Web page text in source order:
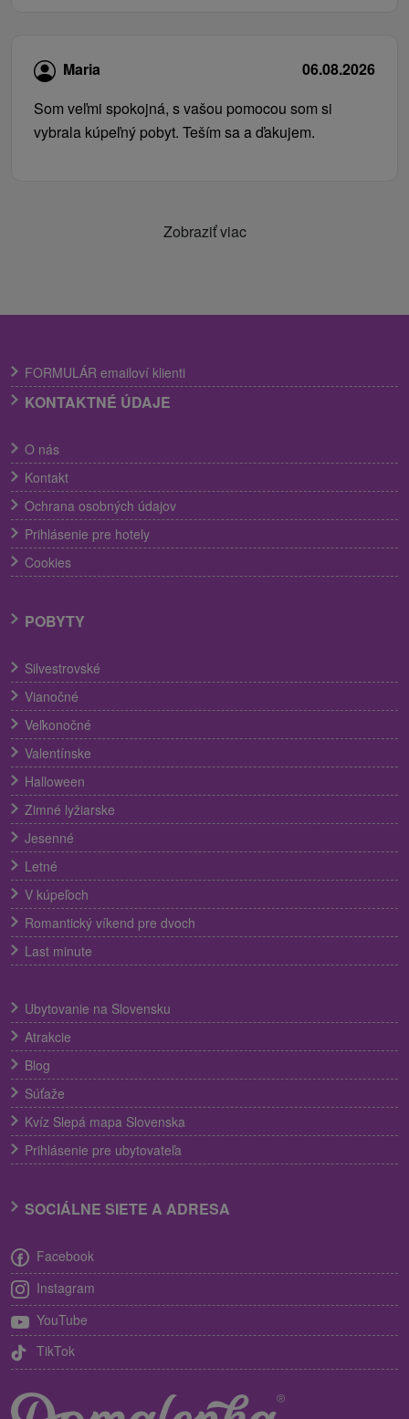
Maria
06.08.2026
Som veľmi spokojná, s vašou pomocou som si
vybrala kúpeľný pobyt. Teším sa a ďakujem.
Zobraziť viac
FORMULÁR emailoví klienti
KONTAKTNÉ ÚDAJE
O nás
Kontakt
Ochrana osobných údajov
Prihlásenie pre hotely
Cookies
POBYTY
Silvestrovské
Vianočné
Veľkonočné
Valentínske
Halloween
Zimné lyžiarske
Jesenné
Letné
V kúpeľoch
Romantický víkend pre dvoch
Last minute
Ubytovanie na Slovensku
Atrakcie
Blog
Súťaže
Kvíz Slepá mapa Slovenska
Prihlásenie pre ubytovateľa
SOCIÁLNE SIETE A ADRESA
Facebook
Instagram
YouTube
TikTok